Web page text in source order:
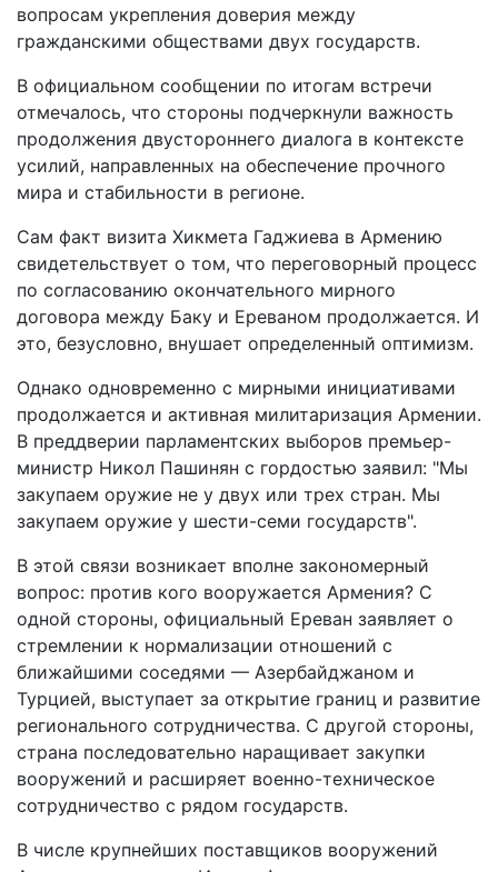
вопросам укрепления доверия между
гражданскими обществами двух государств.
В официальном сообщении по итогам встречи
отмечалось, что стороны подчеркнули важность
продолжения двустороннего диалога в контексте
усилий, направленных на обеспечение прочного
мира и стабильности в регионе.
Сам факт визита Хикмета Гаджиева в Армению
свидетельствует о том, что переговорный процесс
по согласованию окончательного мирного
договора между Баку и Ереваном продолжается. И
это, безусловно, внушает определенный оптимизм.
Однако одновременно с мирными инициативами
продолжается и активная милитаризация Армении.
В преддверии парламентских выборов премьер-
министр Никол Пашинян с гордостью заявил: "Мы
закупаем оружие не у двух или трех стран. Мы
закупаем оружие у шести-семи государств".
В этой связи возникает вполне закономерный
вопрос: против кого вооружается Армения? С
одной стороны, официальный Ереван заявляет о
стремлении к нормализации отношений с
ближайшими соседями — Азербайджаном и
Турцией, выступает за открытие границ и развитие
регионального сотрудничества. С другой стороны,
страна последовательно наращивает закупки
вооружений и расширяет военно-техническое
сотрудничество с рядом государств.
В числе крупнейших поставщиков вооружений